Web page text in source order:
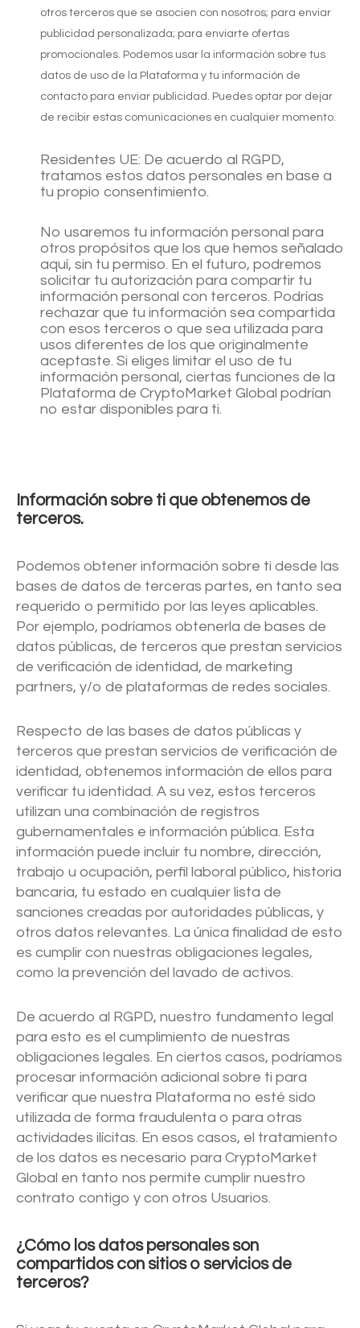
Comprar
Comprar Bitcoin
Comprar Ethereum
otros terceros que se asocien con nosotros; para enviar
publicidad personalizada; para enviarte ofertas
promocionales. Podemos usar la información sobre tus
datos de uso de la Plataforma y tu información de
contacto para enviar publicidad. Puedes optar por dejar
de recibir estas comunicaciones en cualquier momento.
Residentes UE: De acuerdo al RGPD,
tratamos estos datos personales en base a
tu propio consentimiento.
No usaremos tu información personal para
otros propósitos que los que hemos señalado
aquí, sin tu permiso. En el futuro, podremos
solicitar tu autorización para compartir tu
información personal con terceros. Podrías
rechazar que tu información sea compartida
con esos terceros o que sea utilizada para
usos diferentes de los que originalmente
aceptaste. Si eliges limitar el uso de tu
información personal, ciertas funciones de la
Plataforma de CryptoMarket Global podrían
no estar disponibles para ti.
Información sobre ti que obtenemos de
terceros.
Podemos obtener información sobre ti desde las
bases de datos de terceras partes, en tanto sea
requerido o permitido por las leyes aplicables.
Por ejemplo, podríamos obtenerla de bases de
datos públicas, de terceros que prestan servicios
de verificación de identidad, de marketing
partners, y/o de plataformas de redes sociales.
Respecto de las bases de datos públicas y
terceros que prestan servicios de verificación de
identidad, obtenemos información de ellos para
verificar tu identidad. A su vez, estos terceros
utilizan una combinación de registros
gubernamentales e información pública. Esta
información puede incluir tu nombre, dirección,
trabajo u ocupación, perfil laboral público, historia
bancaria, tu estado en cualquier lista de
sanciones creadas por autoridades públicas, y
otros datos relevantes. La única finalidad de esto
es cumplir con nuestras obligaciones legales,
como la prevención del lavado de activos.
De acuerdo al RGPD, nuestro fundamento legal
para esto es el cumplimiento de nuestras
obligaciones legales. En ciertos casos, podríamos
procesar información adicional sobre ti para
verificar que nuestra Plataforma no esté sido
utilizada de forma fraudulenta o para otras
actividades ilícitas. En esos casos, el tratamiento
de los datos es necesario para CryptoMarket
Global en tanto nos permite cumplir nuestro
contrato contigo y con otros Usuarios.
¿Cómo los datos personales son
compartidos con sitios o servicios de
terceros?